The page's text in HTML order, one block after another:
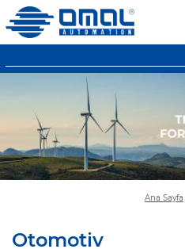
Ana Sayfa
Otomotiv